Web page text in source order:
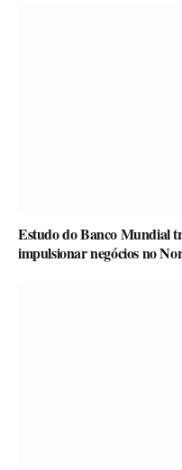
Estudo do Banco Mundial
impulsionar negócios no